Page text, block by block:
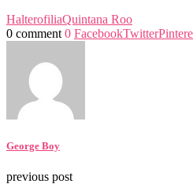
HalterofiliaQuintana Roo
0 comment 0 FacebookTwitter
George Boy
previous post